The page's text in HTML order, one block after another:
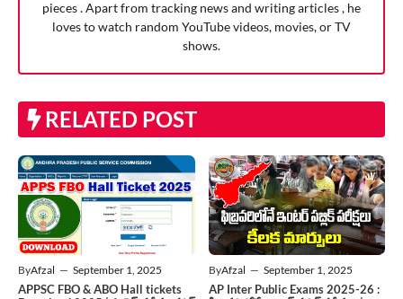
pieces . Apart from tracking news and writing articles , he
loves to watch random YouTube videos, movies, or TV
shows.
RELATED POST
ByAfzal — September 1, 2025
APPSC FBO & ABO Hall tickets
ByAfzal — September 1, 2025
AP Inter Public Exams 2025-26 :